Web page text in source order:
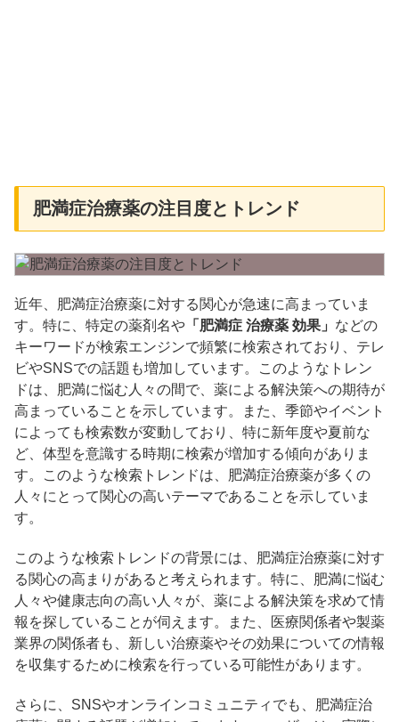
肥満症治療薬の注目度とトレンド
​近年、肥満症治療薬に対する関心が急速に高まっていま
す。​特に、特定の薬剤名や 「肥満症 治療薬 効果」 などの
キーワードが検索エンジンで頻繁に検索されており、テレ
ビやSNSでの話題も増加しています。​このようなトレン
ドは、肥満に悩む人々の間で、薬による解決策への期待が
高まっていることを示しています。​また、季節やイベント
によっても検索数が変動しており、特に新年度や夏前な
ど、体型を意識する時期に検索が増加する傾向がありま
す。​このような検索トレンドは、肥満症治療薬が多くの
人々にとって関心の高いテーマであることを示していま
す。​
このような検索トレンドの背景には、肥満症治療薬に対す
る関心の高まりがあると考えられます。​特に、肥満に悩む
人々や健康志向の高い人々が、薬による解決策を求めて情
報を探していることが伺えます。​また、医療関係者や製薬
業界の関係者も、新しい治療薬やその効果についての情報
を収集するために検索を行っている可能性があります。​
さらに、SNSやオンラインコミュニティでも、肥満症治